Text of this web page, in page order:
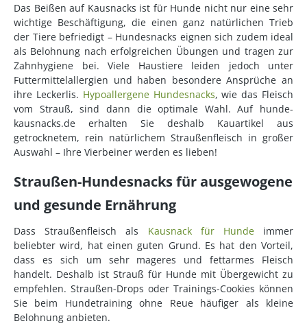
Das Beißen auf Kausnacks ist für Hunde nicht nur eine sehr
wichtige Beschäftigung, die einen ganz natürlichen Trieb
der Tiere befriedigt – Hundesnacks eignen sich zudem ideal
als Belohnung nach erfolgreichen Übungen und tragen zur
Zahnhygiene bei. Viele Haustiere leiden jedoch unter
Futtermittelallergien und haben besondere Ansprüche an
ihre Leckerlis. Hypoallergene Hundesnacks, wie das Fleisch
vom Strauß, sind dann die optimale Wahl. Auf hunde-
kausnacks.de erhalten Sie deshalb Kauartikel aus
getrocknetem, rein natürlichem Straußenfleisch in großer
Auswahl – Ihre Vierbeiner werden es lieben!
Straußen-Hundesnacks für ausgewogene
und gesunde Ernährung
Dass Straußenfleisch als Kausnack für Hundeimmer
beliebter wird, hat einen guten Grund. Es hat den Vorteil,
dass es sich um sehr mageres und fettarmes Fleisch
handelt. Deshalb ist Strauß für Hunde mit Übergewicht zu
empfehlen. Straußen-Drops oder Trainings-Cookies können
Sie beim Hundetraining ohne Reue häufiger als kleine
Belohnung anbieten.